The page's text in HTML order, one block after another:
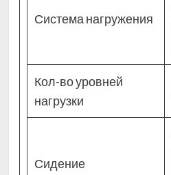
Система нагружения
Кол-во уровней
нагрузки
Сидение